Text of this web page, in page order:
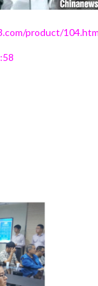
product/